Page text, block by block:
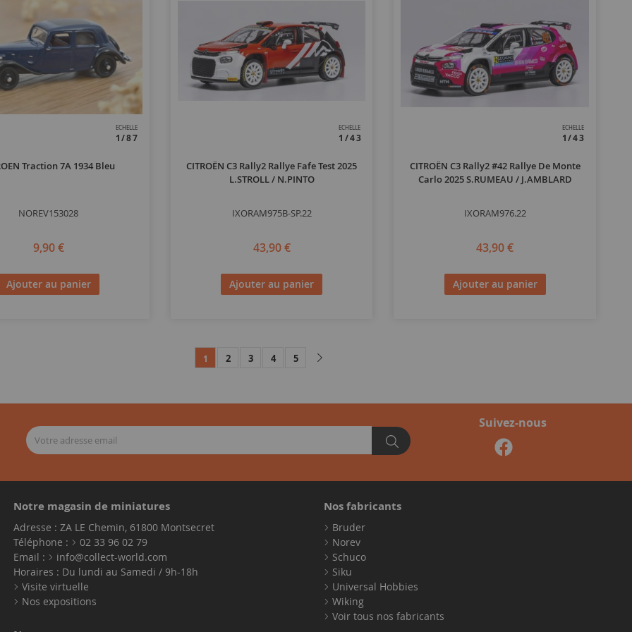
ECHELLE
1/87
Traction 7A 1934 Bleu
NOREV153028
9,90 €
Ajouter au panier
ECHELLE
1/43
CITROËN C3 Rally2 Rallye Fafe Test 2025
L.STROLL / N.PINTO
IXORAM975B-SP.22
43,90 €
Ajouter au panier
ECHELLE
1/43
CITROËN C3 Rally2 #42 Rallye De Monte
Carlo 2025 S.RUMEAU / J.AMBLARD
IXORAM976.22
43,90 €
Ajouter au panier
1 2 3 4 5
Suivez-nous
Notre magasin de miniatures
Adresse : ZA LE Chemin, 61800 Montsecret
Téléphone :
02 33 96 02 79
Email :
info@collect-world.com
Horaires : Du lundi au Samedi / 9h-18h
Visite virtuelle
Nos expositions
Nos fabricants
Bruder
Norev
Schuco
Siku
Universal Hobbies
Wiking
Voir tous nos fabricants